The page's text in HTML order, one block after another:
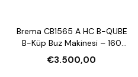
Brema CB1565 A HC B-QUBE
B-Küp Buz Makinesi – 160
kg/gün
€3.500,00